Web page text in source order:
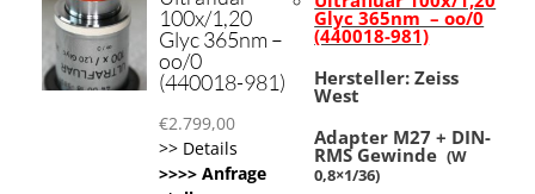
100x/1,20
Glyc 365nm –
oo/0
(440018-981)
€2.799,00
>> Details
>>>> Anfrage
Glyc 365nm – oo/0
(440018-981)
Hersteller: Zeiss
West
Adapter M27 + DIN-
RMS Gewinde(W
0,8×1/36)